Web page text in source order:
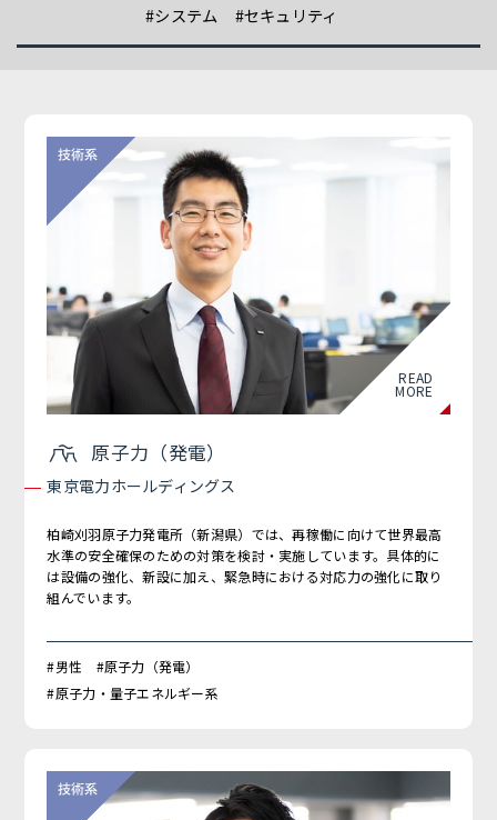
#システム
#セキュリティ
READ
MORE
原子力（発電）
東京電力ホールディングス
柏崎刈羽原子力発電所（新潟県）では、再稼働に向けて世界最高
水準の安全確保のための対策を検討・実施しています。具体的に
は設備の強化、新設に加え、緊急時における対応力の強化に取り
組んでいます。
#男性 #原子力（発電）
#原子力・量子エネルギー系